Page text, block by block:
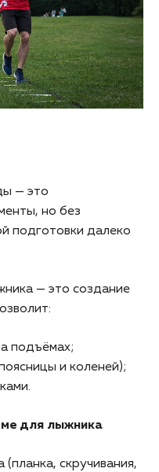
— это
но без
подготовки далеко
— это создание
подъёмах;
и коленей);
для лыжника
скручивания,